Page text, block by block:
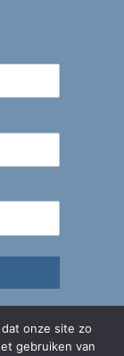
onze site zo
gebruiken van